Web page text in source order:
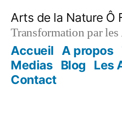
contenu
Arts de la Nature Ô
Transformation par
Accueil A propos
Medias Blog Les
Contact